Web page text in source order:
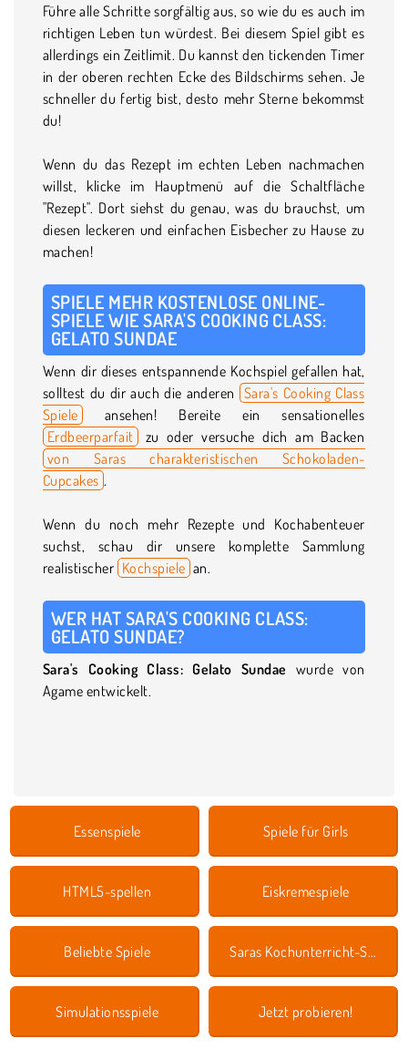
Führe alle Schritte sorgfältig aus, so wie du es auch im
richtigen Leben tun würdest. Bei diesem Spiel gibt es
allerdings ein Zeitlimit. Du kannst den tickenden Timer
in der oberen rechten Ecke des Bildschirms sehen. Je
schneller du fertig bist, desto mehr Sterne bekommst
du!
Wenn du das Rezept im echten Leben nachmachen
willst, klicke im Hauptmenü auf die Schaltfläche
"Rezept". Dort siehst du genau, was du brauchst, um
diesen leckeren und einfachen Eisbecher zu Hause zu
machen!
SPIELE MEHR KOSTENLOSE ONLINE-
SPIELE WIE SARA'S COOKING CLASS:
GELATO SUNDAE
Wenn dir dieses entspannende Kochspiel gefallen hat,
solltest du dir auch die anderen Sara's Cooking Class
Spiele ansehen! Bereite ein sensationelles
Erdbeerparfait zu oder versuche dich am Backen
von Saras charakteristischen Schokoladen-
Cupcakes .
Wenn du noch mehr Rezepte und Kochabenteuer
suchst, schau dir unsere komplette Sammlung
realistischer Kochspiele an.
WER HAT SARA'S COOKING CLASS:
GELATO SUNDAE?
Sara's Cooking Class: Gelato Sundae wurde von
Agame entwickelt.
Essenspiele Spiele für Girls
HTML5-spellen Eiskremespiele
Beliebte Spiele Saras Kochunterricht-Spiele
Simulationsspiele Jetzt probieren!